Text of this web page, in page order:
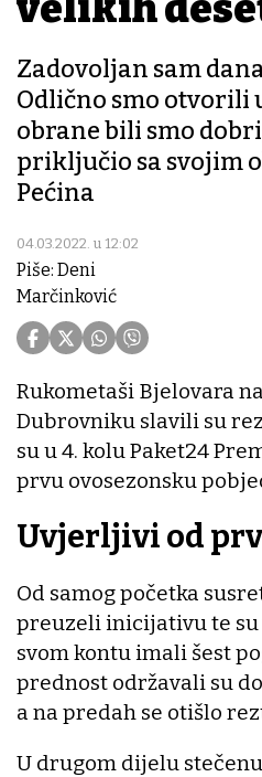
Zadovoljan sam
Odlično smo otvorili
obrane bili smo
priključio sa svojim
Pećina
04.03.2022. u 12:02
Piše: Deni
Marčinković
Rukometaši Bjelovara
Dubrovniku slavili su
su u 4. kolu Paket24
prvu ovosezonsku
Uvjerljivi od
Od samog početka
preuzeli inicijativu te su
svom kontu imali šest
prednost održavali su
a na predah se otišlo
U drugom dijelu